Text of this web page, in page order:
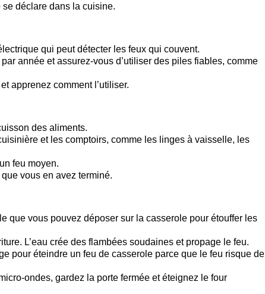
déclare dans la cuisine.
qui peut détecter les feux qui couvent.
année et assurez-vous d’utiliser des piles fiables, comme
apprenez comment l’utiliser.
des aliments.
et les comptoirs, comme les linges à vaisselle, les
feu moyen.
vous en avez terminé.
que vous pouvez déposer sur la casserole pour étouffer les
L’eau crée des flambées soudaines et propage le feu.
pour éteindre un feu de casserole parce que le feu risque de
ondes, gardez la porte fermée et éteignez le four